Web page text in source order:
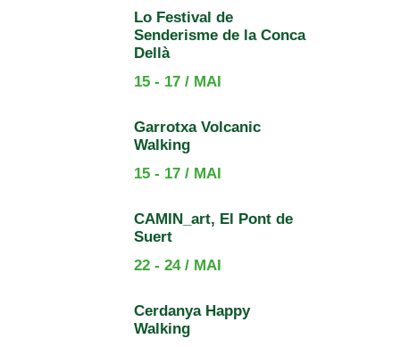
Lo Festival de
Senderisme de la Conca
Dellà
15 - 17 / MAI
Garrotxa Volcanic
Walking
15 - 17 / MAI
CAMIN_art, El Pont de
Suert
22 - 24 / MAI
Cerdanya Happy
Walking